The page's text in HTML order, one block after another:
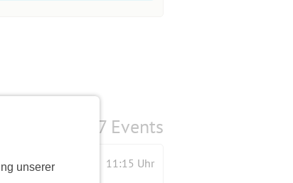
unserer
7 Events
11:15 Uhr